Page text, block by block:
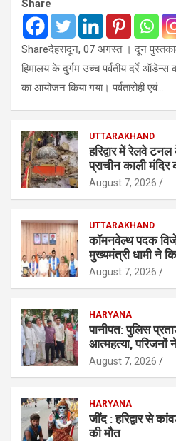
Share
Shareदेहरादून, 07 अगस्त । दून
हिमालय के दुर्गम उच्च पर्वतीय दर्रे ऑडेन्स
का आयोजन किया गया। पर्वतारोही एवं…
UTTARAKHAND
हरिद्वार में रेलवे
प्राचीन काली
August 7, 2026
UTTARAKHAND
कॉमनवेल्थ पदक
मुख्यमंत्री धामी ने
August 7, 2026
HARYANA
पानीपत: पुलिस
आत्महत्या, परिजनों
August 7, 2026
HARYANA
जींद : हरिद्वार से
की मौत